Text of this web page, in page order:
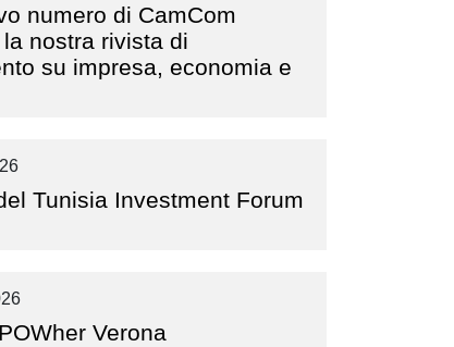
numero di CamCom
nostra rivista di
su impresa, economia e
Tunisia Investment Forum
Verona